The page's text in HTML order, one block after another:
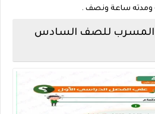
ومدته ساعة ونصف .
المسرب للصف السادس